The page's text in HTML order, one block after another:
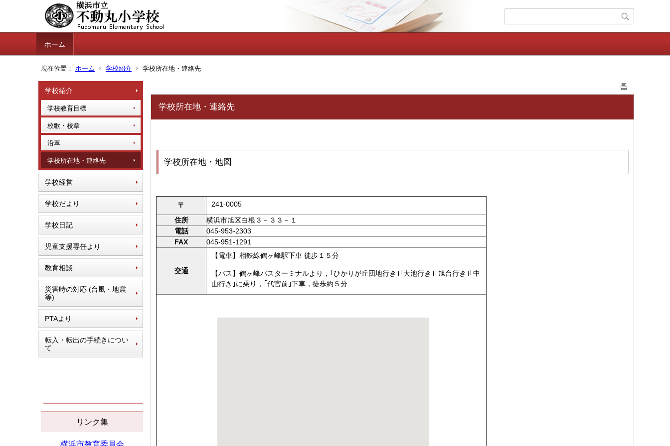
ホーム
現在位置： ホーム 学校紹介 学校所在地・連絡先
学校紹介
学校教育目標
校歌・校章
沿革
学校所在地・連絡先
学校経営
学校だより
学校日記
児童支援専任より
教育相談
災害時の対応 (台風・地震
等)
PTAより
転入・転出の手続きについ
て
リンク集
横浜市教育委員会
学校所在地・連絡先
学校所在地・地図
〒
241-0005
住所
横浜市旭区白根３－３３－１
電話
045-953-2303
FAX
045‐951-1291
交通
【電車】相鉄線鶴ヶ峰駅下車 徒歩１５分
【バス】鶴ヶ峰バスターミナルより，｢ひかりが丘団地行き｣｢大池行き｣｢旭台行き｣｢中
山行き｣に乗り，｢代官前｣下車，徒歩約５分